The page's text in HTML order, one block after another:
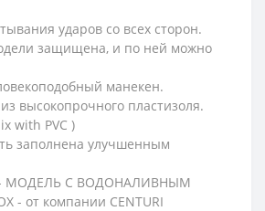
ударов со всех сторон.
защищена, и по ней можно
манекен.
высокопрочного пластизоля.
with PVC )
заполнена улучшенным
МОДЕЛЬ С ВОДОНАЛИВНЫМ
- от компании CENTURI